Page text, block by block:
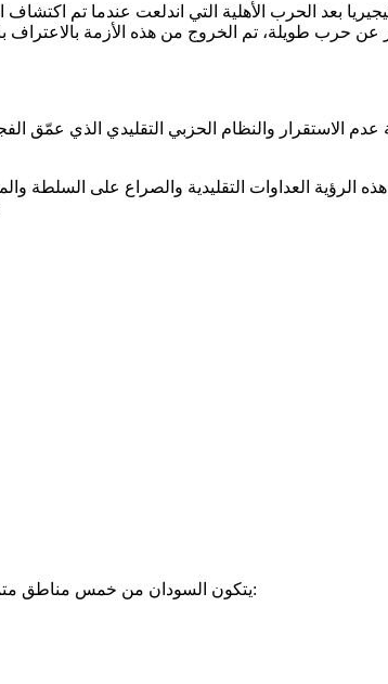
بعد الحرب الأهلية التي اندلعت عندما تم
عن حرب طويلة، تم الخروج من هذه الأزمة بالاعتراف
عدم الاستقرار والنظام الحزبي التقليدي الذي عمّق
الرؤية العداوات التقليدية والصراع على السلطة
يتكون السودان من خمس مناطق متميزة ذات تضاريس ومجموعات ثقافية وموارد طبيعية متشابهة، مما يجعلها تكون الأساس لخمس ولايات قوية ومتجانسة كما يلي: